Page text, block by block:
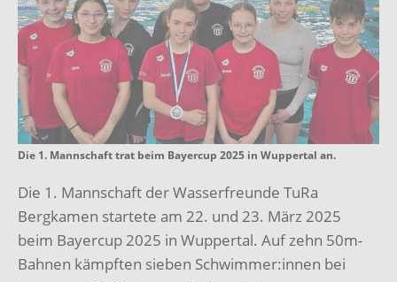
Die 1. Mannschaft trat beim Bayercup 2025 in Wuppertal an.
Die 1. Mannschaft der Wasserfreunde TuRa
Bergkamen startete am 22. und 23. März 2025
beim Bayercup 2025 in Wuppertal. Auf zehn 50m-
Bahnen kämpften sieben Schwimmer:innen bei